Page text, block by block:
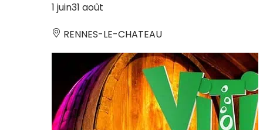
1 juin31 août
RENNES-LE-CHATEAU